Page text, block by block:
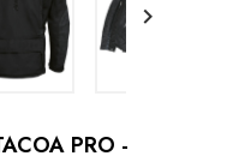

PRO -